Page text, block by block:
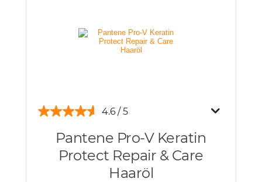
4.6
Pantene Pro-V Keratin
Protect Repair & Care
Haaröl